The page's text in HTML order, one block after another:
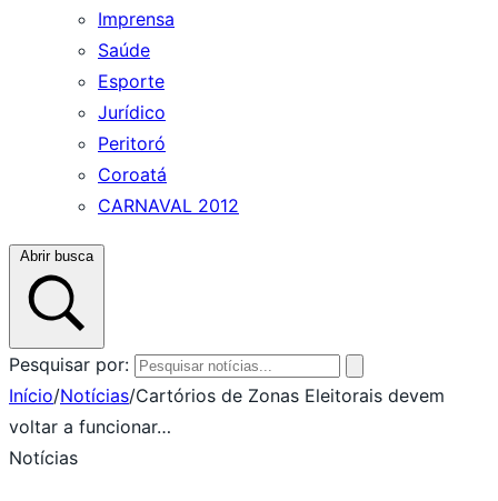
Imprensa
Saúde
Esporte
Jurídico
Peritoró
Coroatá
CARNAVAL 2012
Abrir busca
Pesquisar por:
Início/Notícias/Cartórios de Zonas Eleitorais devem
voltar a funcionar…
Notícias